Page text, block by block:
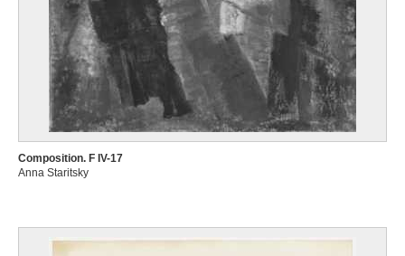
Composition. F IV-17
Anna Staritsky